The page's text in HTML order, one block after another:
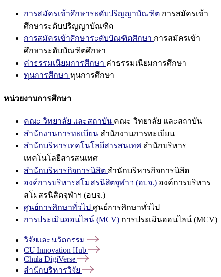
การสมัครเข้าศึกษาระดับปริญญาบัณฑิต การสมัครเข้า
ศึกษาระดับปริญญาบัณฑิต
การสมัครเข้าศึกษาระดับบัณฑิตศึกษา การสมัครเข้า
ศึกษาระดับบัณฑิตศึกษา
ค่าธรรมเนียมการศึกษา ค่าธรรมเนียมการศึกษา
ทุนการศึกษา ทุนการศึกษา
หน่วยงานการศึกษา
คณะ วิทยาลัย และสถาบัน คณะ วิทยาลัย และสถาบัน
สำนักงานการทะเบียน สำนักงานการทะเบียน
สำนักบริหารเทคโนโลยีสารสนเทศ สำนักบริหาร
เทคโนโลยีสารสนเทศ
สำนักบริหารกิจการนิสิต สำนักบริหารกิจการนิสิต
องค์การบริหารสโมสรนิสิตจุฬาฯ (อบจ.) องค์การบริหาร
สโมสรนิสิตจุฬาฯ (อบจ.)
ศูนย์การศึกษาทั่วไป ศูนย์การศึกษาทั่วไป
การประเมินออนไลน์ (MCV) การประเมินออนไลน์ (MCV)
วิจัยและนวัตกรรม
CU Innovation Hub
Chula DigiVerse
สำนักบริหารวิจัย